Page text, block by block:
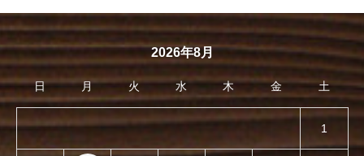
2026年8月
日 月 火 水 木 金 土
1